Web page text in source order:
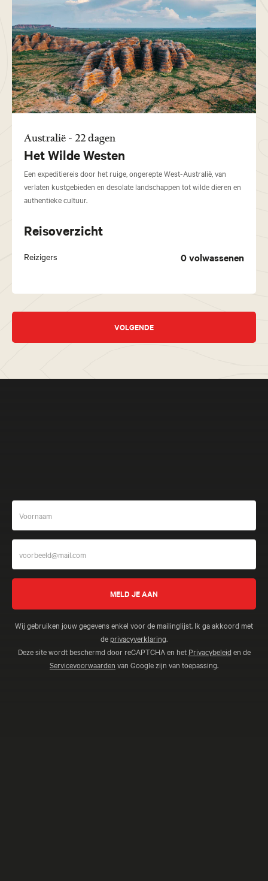
Australië - 22 dagen
Het Wilde Westen
Een expeditiereis door het ruige, ongerepte West-Australië, van
verlaten kustgebieden en desolate landschappen tot wilde dieren en
authentieke cultuur.
Reisoverzicht
Reizigers 0volwassenen
VOLGENDE
Wij gebruiken jouw gegevens enkel voor de mailinglijst. Ik ga akkoord met
de privacyverklaring.
Deze site wordt beschermd door reCAPTCHA en het Privacybeleid en de
Servicevoorwaarden van Google zijn van toepassing.